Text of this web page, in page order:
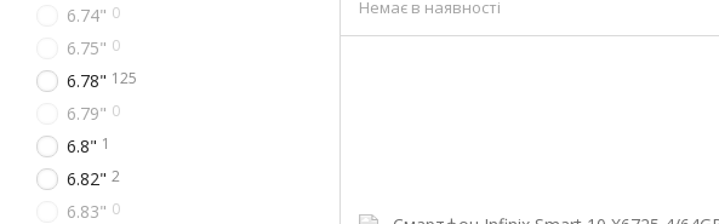
Немає в наявності
6.74" 0
6.75" 0
6.78" 125
6.79" 0
6.8" 1
6.82" 2
6.83" 0